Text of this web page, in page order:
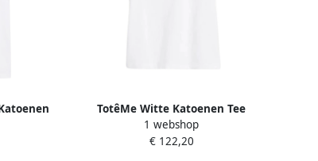
Dames
TotêMe Witte Katoenen Tee
Klassieke Crewneck White Dames
1 webshop
€ 122,20